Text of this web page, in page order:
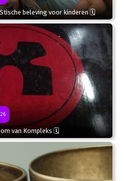
beleving voor kinderen 🗓
van Kompleks 🗓